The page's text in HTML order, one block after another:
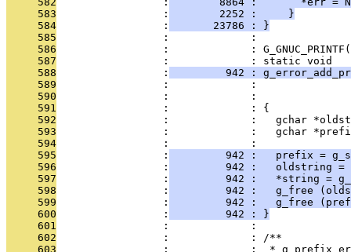
     583
                 :
        2252 :     }
     584
                 :
       23786 : }
     585
                 :             :
     586
:             :
     587
                 :             : static void
     588
                 :
942 :
     589
:             :
     590
:             :
     591
                 :             : {
     592
:             :   gchar
     593
:             :   gchar
     594
                 :             :
     595
                 :
942 :   prefix =
     596
                 :
942 :   oldstring =
     597
                 :
942 :   *string =
     598
                 :
942 :   g_free
     599
                 :
942 :   g_free
     600
                 :
         942 : }
     601
                 :             :
     602
                 :             : /**
     603
:             :  *